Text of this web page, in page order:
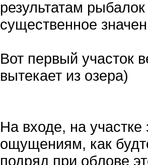
результатам
существенное
Вот первый участок
вытекает из озера)
На входе, на
ощущениям, как
подряд при облове